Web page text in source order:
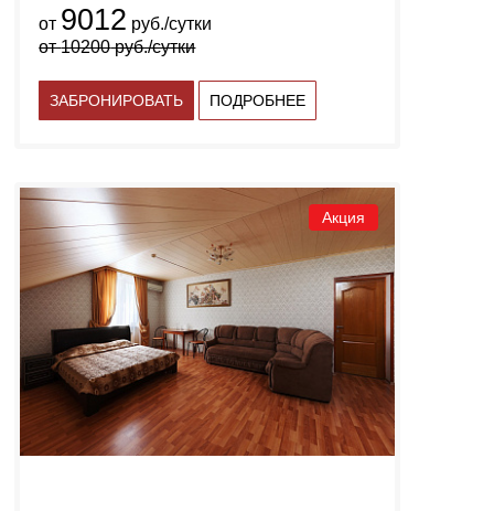
от 9012 руб./сутки
от10200руб./сутки
ЗАБРОНИРОВАТЬ ПОДРОБНЕЕ
Акция